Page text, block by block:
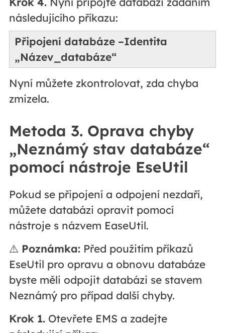
následujícího příkazu:
Připojení databáze –Identita
„Název_databáze“
Nyní můžete zkontrolovat, zda chyba
zmizela.
Metoda 3. Oprava chyby
„Neznámý stav databáze“
pomocí nástroje EseUtil
Pokud se připojení a odpojení nezdaří,
můžete databázi opravit pomocí
nástroje s názvem EaseUtil.
⚠️ Poznámka:Před použitím příkazů
EseUtil pro opravu a obnovu databáze
byste měli odpojit databázi se stavem
Neznámý pro případ další chyby.
Krok 1.Otevřete EMS a zadejte